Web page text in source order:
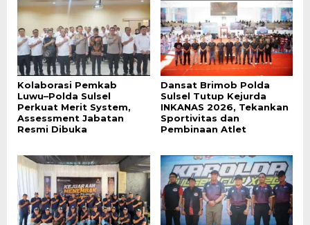
Kolaborasi Pemkab
Luwu–Polda Sulsel
Perkuat Merit System,
Assessment Jabatan
Resmi Dibuka
Dansat Brimob Polda
Sulsel Tutup Kejurda
INKANAS 2026, Tekankan
Sportivitas dan
Pembinaan Atlet